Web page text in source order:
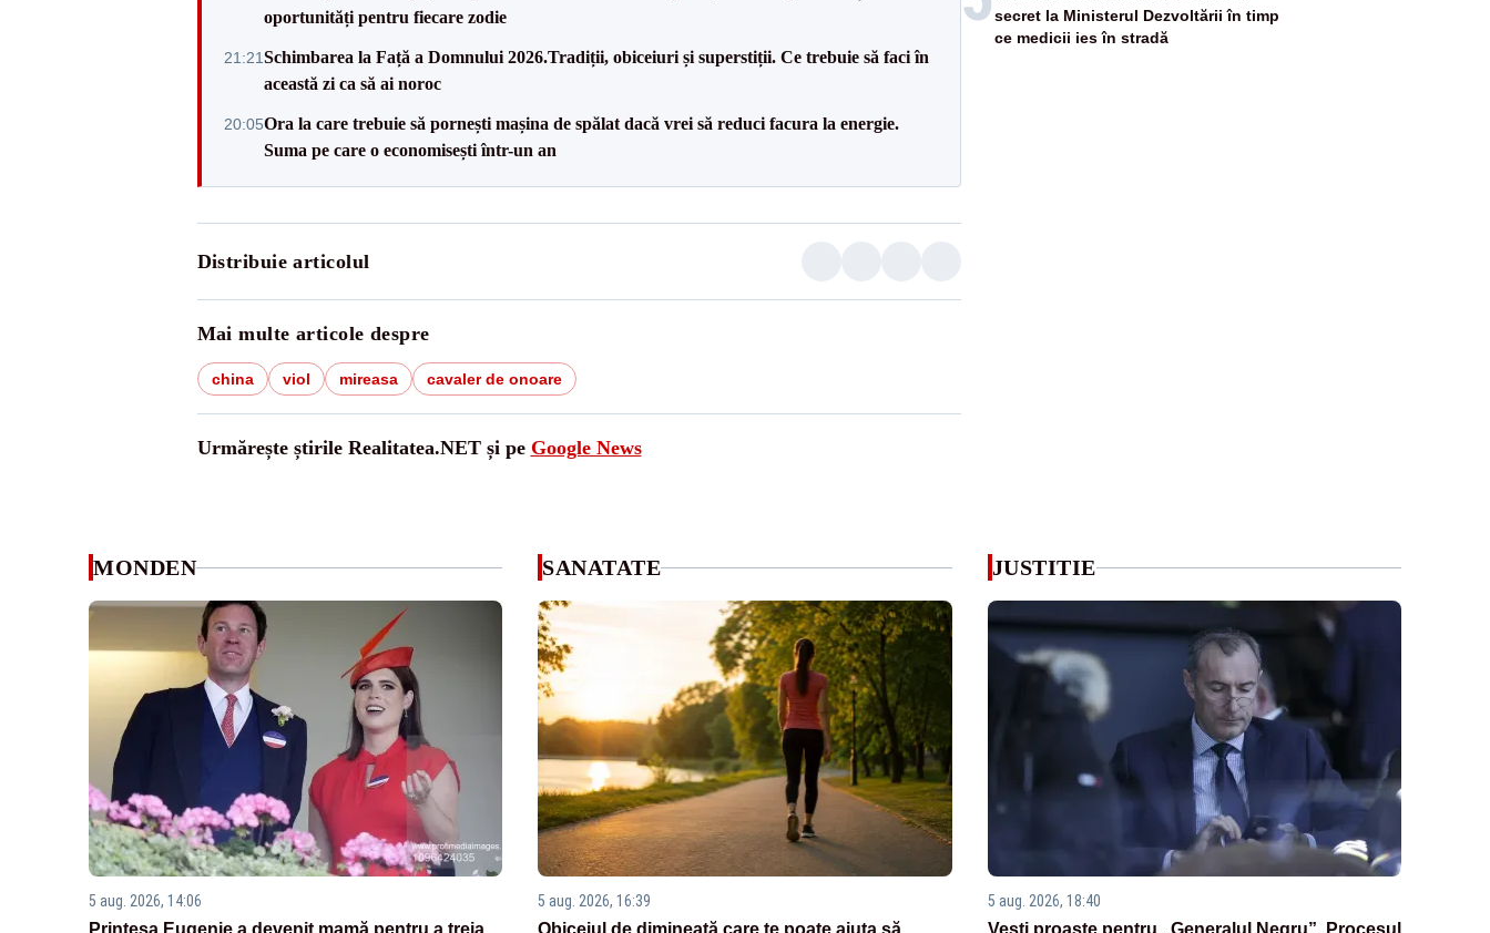
oportunități pentru fiecare zodie
21:21Schimbarea la Față a Domnului 2026.Tradiții, obiceiuri și superstiții. Ce trebuie să faci în
această zi ca să ai noroc
20:05Ora la care trebuie să pornești mașina de spălat dacă vrei să reduci facura la energie.
Suma pe care o economisești într-un an
Distribuie articolul
Mai multe articole despre
china viol mireasa cavaler de onoare
Urmărește știrile Realitatea.NET și pe Google News
secret la Ministerul Dezvoltării în timp
ce medicii ies în stradă
MONDEN
5 aug. 2026, 14:06
SANATATE
5 aug. 2026, 16:39
JUSTITIE
5 aug. 2026, 18:40